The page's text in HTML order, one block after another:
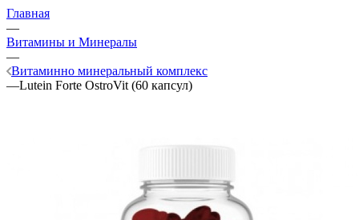
Главная
—
Витамины и Минералы
—
Витаминно минеральный комплекс
—Lutein Forte OstroVit (60 капсул)